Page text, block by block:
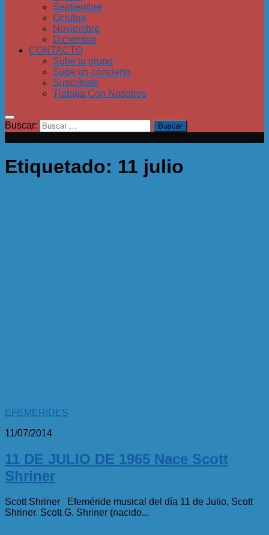
Septiembre
Octubre
Noviembre
Diciembre
CONTACTO
Sube tu grupo
Sube un concierto
Suscríbete
Trabaja Con Nosotros
Buscar:
Etiquetado: 11 julio
EFEMÉRIDES
11/07/2014
11 DE JULIO DE 1965 Nace Scott
Shriner
Scott Shriner Efeméride musical del día 11 de Julio, Scott
Shriner. Scott G. Shriner (nacido...